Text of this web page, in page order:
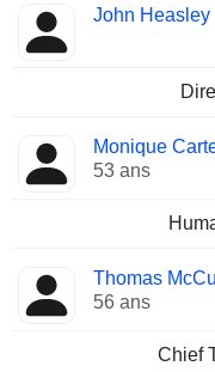
John Heasley
Monique
53 ans
Thomas
56 ans
Chief